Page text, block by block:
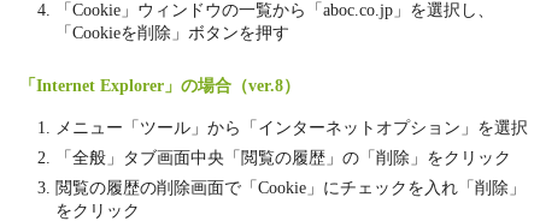
「Cookie」ウィンドウの一覧から「aboc.co.jp」を選択し、
「Cookieを削除」ボタンを押す
「Internet Explorer」の場合（ver.8）
メニュー「ツール」から「インターネットオプション」を選択
「全般」タブ画面中央「閲覧の履歴」の「削除」をクリック
閲覧の履歴の削除画面で「Cookie」にチェックを入れ「削除」
をクリック